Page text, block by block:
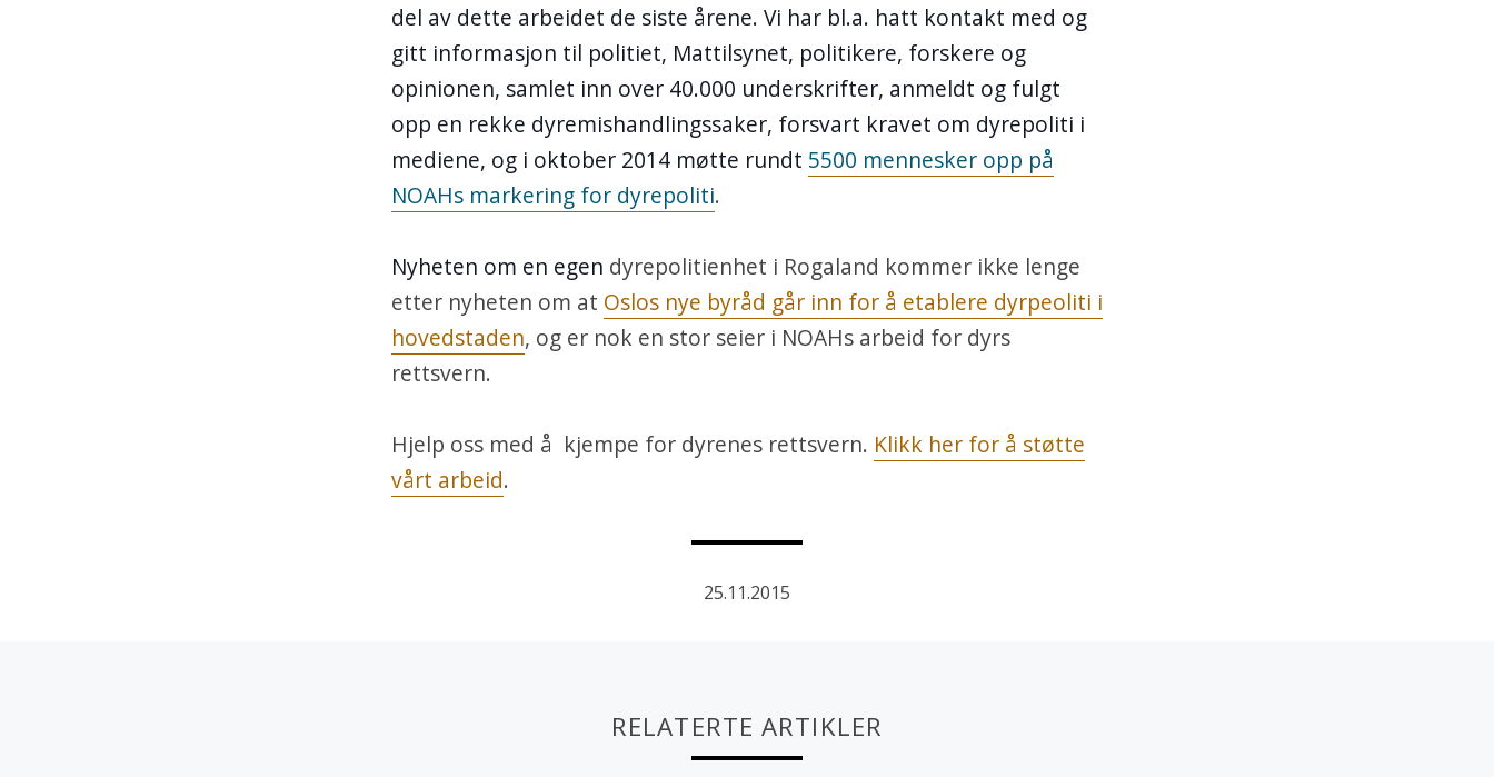
del av dette arbeidet de siste årene. Vi har bl.a. hatt kontakt med og
gitt informasjon til politiet, Mattilsynet, politikere, forskere og
opinionen, samlet inn over 40.000 underskrifter, anmeldt og fulgt
opp en rekke dyremishandlingssaker, forsvart kravet om dyrepoliti i
mediene, og i oktober 2014 møtte rundt 5500 mennesker opp på
NOAHs markering for dyrepoliti.
Nyheten om en egen dyrepolitienhet i Rogaland kommer ikke lenge
etter nyheten om at Oslos nye byråd går inn for å etablere dyrpeoliti i
hovedstaden, og er nok en stor seier i NOAHs arbeid for dyrs
rettsvern.
Hjelp oss med å kjempe for dyrenes rettsvern. Klikk her for å støtte
vårt arbeid.
25.11.2015
RELATERTE ARTIKLER